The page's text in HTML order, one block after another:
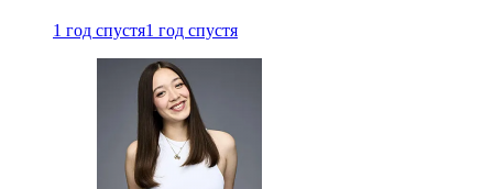
1 год спустя1 год спустя